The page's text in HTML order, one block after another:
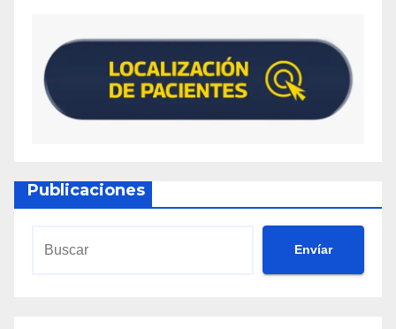
Publicaciones
Envíar